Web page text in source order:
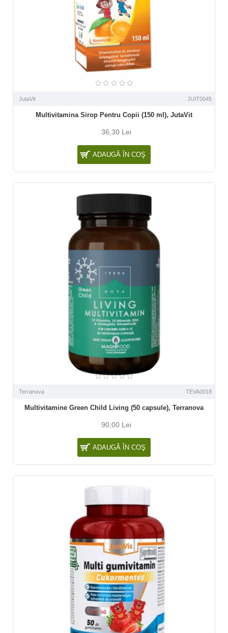
JutaVit JUIT0045
Multivitamina Sirop Pentru Copii (150 ml), JutaVit
36,30 Lei
ADAUGĂ ÎN COŞ
Terranova TEVA0018
Multivitamine Green Child Living (50 capsule), Terranova
90,00 Lei
ADAUGĂ ÎN COŞ